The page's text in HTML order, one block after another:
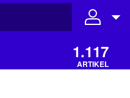
1.117
ARTIKEL